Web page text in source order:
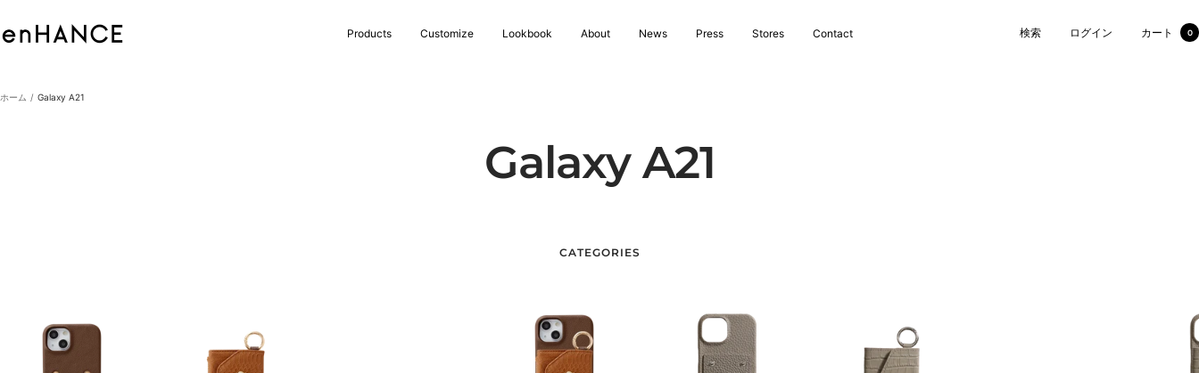
テ
へ
Products Customize Lookbook About News Press Stores Contact
enHANCE 検索 ログイン カート 0
ホーム Galaxy A21
Galaxy A21
CATEGORIES